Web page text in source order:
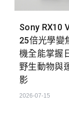
Sony RX10
25倍光學變
機全能掌握
野生動物與
影
2026-07-15